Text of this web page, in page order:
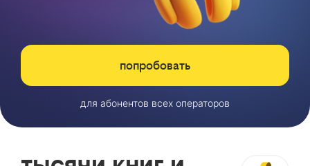
попробовать
для абонентов всех операторов